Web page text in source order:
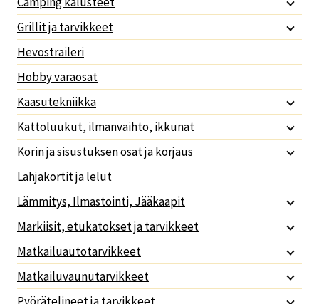
Grillit ja tarvikkeet
Hevostraileri
Hobby varaosat
Kaasutekniikka
Kattoluukut, ilmanvaihto, ikkunat
Korin ja sisustuksen osat ja korjaus
Lahjakortit ja lelut
Lämmitys, Ilmastointi, Jääkaapit
Markiisit, etukatokset ja tarvikkeet
Matkailuautotarvikkeet
Matkailuvaunutarvikkeet